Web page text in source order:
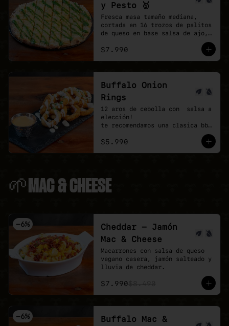
y Pesto 🥇
Fresca masa tamaño mediana,
cortada en 16 trozos de palitos
de queso en base salsa de ajo,
con un shot de salsa pesto.
$7.990
Buffalo Onion
Rings
12 aros de cebolla con  salsa a
elección!
te recomendamos una clasica bbq
y agregar una buffalo picante!
$5.990
🌱MAC & CHEESE
-6%
Cheddar - Jamón
Mac & Cheese
Macarrones con salsa de queso
vegano casera, jamón salteado y
lluvia de cheddar.
$7.990
-6%
Buffalo Mac &